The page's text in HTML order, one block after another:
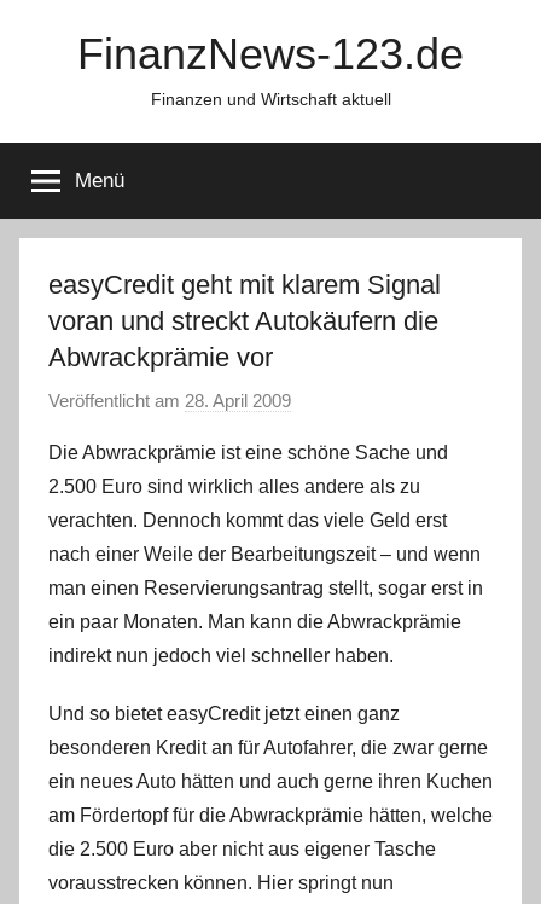
FinanzNews-123.de
Finanzen und Wirtschaft aktuell
Menü
easyCredit geht mit klarem Signal
voran und streckt Autokäufern die
Abwrackprämie vor
Veröffentlicht am 28. April 2009
n
Die Abwrackprämie ist eine schöne Sache und
2.500 Euro sind wirklich alles andere als zu
verachten. Dennoch kommt das viele Geld erst
nach einer Weile der Bearbeitungszeit – und wenn
man einen Reservierungsantrag stellt, sogar erst in
ein paar Monaten. Man kann die Abwrackprämie
indirekt nun jedoch viel schneller haben.
Und so bietet easyCredit jetzt einen ganz
besonderen Kredit an für Autofahrer, die zwar gerne
ein neues Auto hätten und auch gerne ihren Kuchen
am Fördertopf für die Abwrackprämie hätten, welche
die 2.500 Euro aber nicht aus eigener Tasche
vorausstrecken können. Hier springt nun